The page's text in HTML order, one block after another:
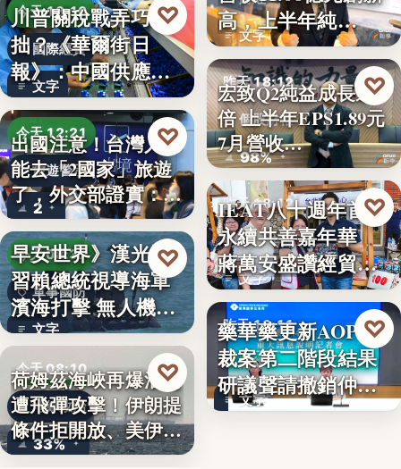
18萬
今天 13:10
國際經貿
文字
川普關稅戰弄巧成
拙？《華爾街日
報》：中國供應沒
斷鏈，反而…
♡
今天 12:21
旅遊警示
2
出國注意！台灣人不
能去「2國家」旅遊
了，外交部證實：拒
絕…
♡
今天 08:37
軍事國防
文字
早安世界》漢光演
習賴總統視導海軍
濱海打擊 無人機秀
攻擊力
♡
今天 08:10
地緣政治
33%
荷姆茲海峽再爆油輪
遭飛彈攻擊！伊朗提
條件拒開放、美伊談
判…
♡
文字
高，上半年純…
昨天 18:12
個股財報
98%
宏致Q2純益成長近1
倍 上半年EPS1.89元
7月營收…
♡
昨天 18:12
永續共善
文字
IEAT八十週年首辦
永續共善嘉年華
蔣萬安盛讚經貿公
益打…
♡
昨天 18:11
財經
文字
藥華藥更新AOP仲
裁案第二階段結果
研議聲請撤銷仲裁
判斷
♡